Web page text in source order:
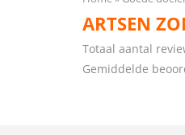
ARTSEN
Totaal aantal
Gemiddelde